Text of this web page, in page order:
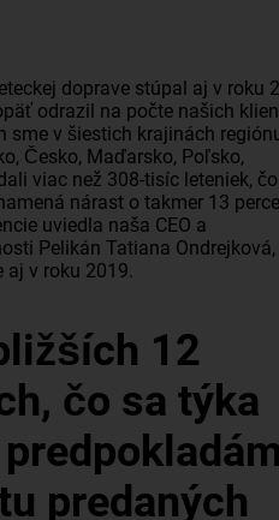
doprave stúpal aj v roku
odrazil na počte našich
sme v šiestich krajinách
Česko, Maďarsko, Poľsko,
viac než 308-tisíc leteniek,
nárast o takmer 13
uviedla naša CEO a
Pelikán Tatiana Ondrejková,
v roku 2019.
12
čo sa týka
predaných